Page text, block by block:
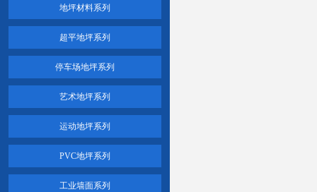
地坪材料系列
超平地坪系列
停车场地坪系列
艺术地坪系列
运动地坪系列
PVC地坪系列
工业墙面系列